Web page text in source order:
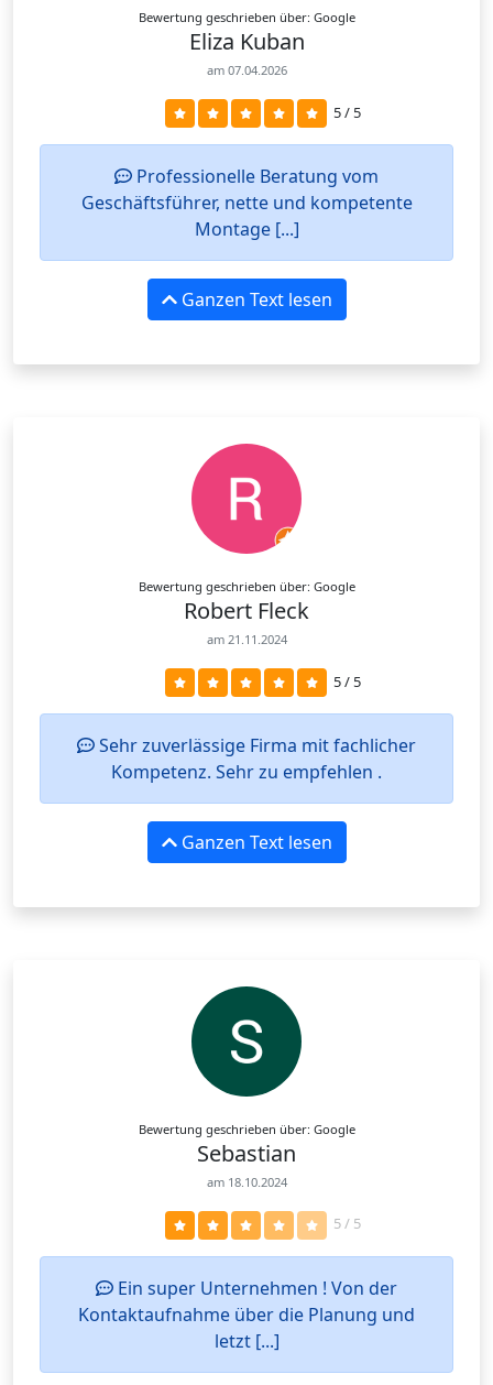
Bewertung geschrieben über: Google
Eliza Kuban
am 07.04.2026
5 / 5
Professionelle Beratung vom
Geschäftsführer, nette und kompetente
Montage [...]
Ganzen Text lesen
Bewertung geschrieben über: Google
Robert Fleck
am 21.11.2024
5 / 5
Sehr zuverlässige Firma mit fachlicher
Kompetenz. Sehr zu empfehlen .
Ganzen Text lesen
Bewertung geschrieben über: Google
Sebastian
am 18.10.2024
5 / 5
Ein super Unternehmen ! Von der
Kontaktaufnahme über die Planung und
letzt [...]